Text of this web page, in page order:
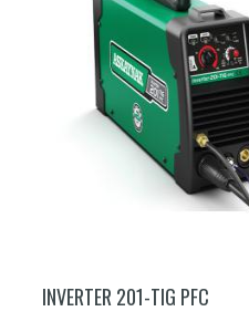
INVERTER 201-TIG PFC